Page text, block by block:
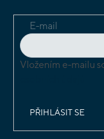
E-mail
Vložením e-mailu
PŘIHLÁSIT SE